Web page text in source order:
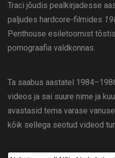
Traci jõudis pealkirjadesse
paljudes hardcore-filmides
Penthouse esiletoomist
pornograafia valdkonnas.
Ta saabus aastatel
videos ja sai suure nime ja
avastasid tema varase
kõik sellega seotud videod